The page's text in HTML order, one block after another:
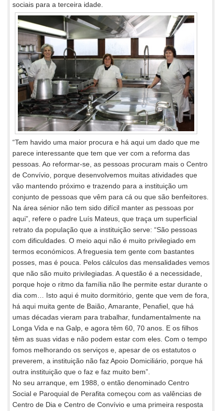
sociais para a terceira idade.
“Tem havido uma maior procura e há aqui um dado que me
parece interessante que tem que ver com a reforma das
pessoas. Ao reformar-se, as pessoas procuram mais o Centro
de Convívio, porque desenvolvemos muitas atividades que
vão mantendo próximo e trazendo para a instituição um
conjunto de pessoas que vêm para cá ou que são benfeitores.
Na área sénior não tem sido difícil manter as pessoas por
aqui”, refere o padre Luís Mateus, que traça um superficial
retrato da população que a instituição serve: “São pessoas
com dificuldades. O meio aqui não é muito privilegiado em
termos económicos. A freguesia tem gente com bastantes
posses, mas é pouca. Pelos cálculos das mensalidades vemos
que não são muito privilegiadas. A questão é a necessidade,
porque hoje o ritmo da família não lhe permite estar durante o
dia com… Isto aqui é muito dormitório, gente que vem de fora,
há aqui muita gente de Baião, Amarante, Penafiel, que há
umas décadas vieram para trabalhar, fundamentalmente na
Longa Vida e na Galp, e agora têm 60, 70 anos. E os filhos
têm as suas vidas e não podem estar com eles. Com o tempo
fomos melhorando os serviços e, apesar de os estatutos o
preverem, a instituição não faz Apoio Domiciliário, porque há
outra instituição que o faz e faz muito bem”.
No seu arranque, em 1988, o então denominado Centro
Social e Paroquial de Perafita começou com as valências de
Centro de Dia e Centro de Convívio e uma primeira resposta